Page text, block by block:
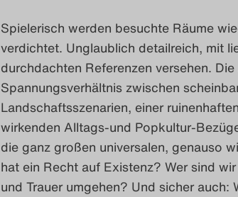
Spielerisch werden besuchte Räume
verdichtet. Unglaublich detailreich, mit
durchdachten Referenzen versehen.
Spannungsverhältnis zwischen
Landschaftsszenarien, einer
wirkenden Alltags-und Popkultur-
die ganz großen universalen, genauso
hat ein Recht auf Existenz? Wer sind
und Trauer umgehen? Und sicher